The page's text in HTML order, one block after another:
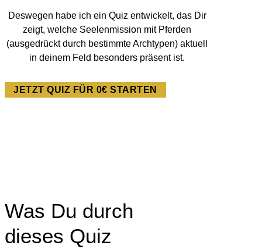
Deswegen habe ich ein Quiz entwickelt, das Dir
zeigt, welche Seelenmission mit Pferden
(ausgedrückt durch bestimmte Archtypen) aktuell
in deinem Feld besonders präsent ist.
JETZT QUIZ FÜR 0€ STARTEN
Was Du durch
dieses Quiz